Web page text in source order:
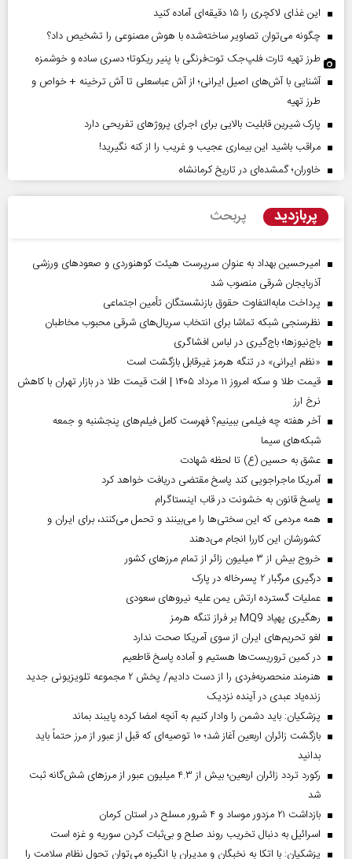
این غذای لاکچری را ۱۵ دقیقه‌ای آماده کنید
چگونه می‌توان تصاویر ساخته‌شده با هوش مصنوعی را تشخیص داد؟
طرز تهیه تارت فلپ‌جک توت‌فرنگی با پنیر ریکوتا؛ دسری ساده و خوشمزه
آشنایی با آش‌های اصیل ایرانی؛ از آش عباسعلی تا آش ترخینه + خواص و
طرز تهیه
پارک شیرین قابلیت‌ بالایی برای اجرای پروژهای تفریحی دارد
مراقب باشید این بیماری عجیب و غریب را از کنه نگیرید!
خاوران؛ گمشده‌ای در تاریخ کرمانشاه
پربازدید پربحث
امیرحسین بهداد به عنوان سرپرست هیئت کوهنوردی و صعودهای ورزشی
آذربایجان شرقی منصوب شد
پرداخت مابه‌التفاوت حقوق بازنشستگان تأمین اجتماعی
نظرسنجی شبکه تماشا برای انتخاب سریال‌های شرقی محبوب مخاطبان
باج‌نیوزها؛ باج‌گیری در لباس افشاگری
«نظم ایرانی» در تنگه هرمز غیرقابل بازگشت است
قیمت طلا و سکه امروز ۱۱ مرداد ۱۴۰۵ | افت قیمت طلا در بازار تهران با کاهش
نرخ ارز
آخر هفته چه فیلمی ببینیم؟ فهرست کامل فیلم‌های پنجشنبه و جمعه
شبکه‌های سیما
عشق به حسین (ع) تا لحظه شهادت
آمریکا ماجراجویی کند پاسخ مقتضی دریافت خواهد کرد
پاسخ قانون به خشونت در قاب اینستاگرام
همه مردمی که این سختی‌ها را می‌بینند و تحمل می‌کنند، برای ایران و
کشورشان این کاررا انجام می‌دهند
خروج بیش از ۳ میلیون زائر از تمام مرز‌های کشور
درگیری مرگبار ۲ پسرخاله در پارک
عملیات گسترده ارتش یمن علیه نیروهای سعودی
رهگیری پهپاد MQ9 بر فراز تنگه هرمز
لغو تحریم‌های ایران از سوی آمریکا صحت ندارد
در کمین تروریست‌ها هستیم و آماده پاسخ قاطعیم
هنرمند منحصر‌به‌فردی را از دست دادیم/ پخش ۲ مجموعه تلویزیونی جدید
زنده‌یاد عبدی در آینده نزدیک
پزشکیان: باید دشمن را وادار کنیم به آنچه امضا کرده پایبند بماند
بازگشت زائران اربعین آغاز شد؛ ۱۰ توصیه‌ای که قبل از عبور از مرز حتماً باید
بدانید
رکورد تردد زائران اربعین؛ بیش از ۴.۳ میلیون عبور از مرزهای شش‌گانه ثبت
شد
بازداشت ۲۱ مزدور موساد و ۴ شرور مسلح در استان کرمان
اسرائیل به دنبال تخریب روند صلح و بی‌ثبات کردن سوریه و غزه است
پزشکیان: با اتکا به نخبگان و مدیران با انگیزه می‌توان تحول نظام سلامت را